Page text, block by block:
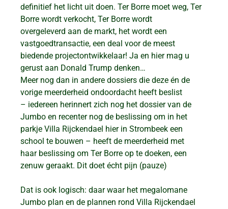
definitief het licht uit doen. Ter Borre moet weg, Ter
Borre wordt verkocht, Ter Borre wordt
overgeleverd aan de markt, het wordt een
vastgoedtransactie, een deal voor de meest
biedende projectontwikkelaar! Ja en hier mag u
gerust aan Donald Trump denken…
Meer nog dan in andere dossiers die deze én de
vorige meerderheid ondoordacht heeft beslist
– iedereen herinnert zich nog het dossier van de
Jumbo en recenter nog de beslissing om in het
parkje Villa Rijckendael hier in Strombeek een
school te bouwen – heeft de meerderheid met
haar beslissing om Ter Borre op te doeken, een
zenuw geraakt. Dit doet écht pijn (pauze)
Dat is ook logisch: daar waar het megalomane
Jumbo plan en de plannen rond Villa Rijckendael